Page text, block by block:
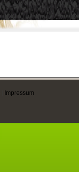
Impressum